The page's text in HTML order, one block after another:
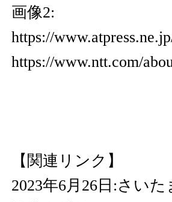
画像2:
https://
https://www.ntt.com/
【関連リンク】
2023年6月26日:さい